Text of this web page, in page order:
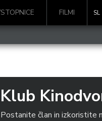
FILMI SL
Klub
Postanite član in izkoristite